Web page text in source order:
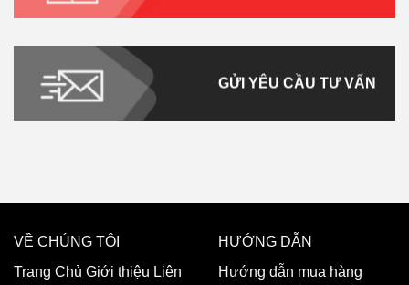
GỬI YÊU CẦU TƯ VẤN
VỀ CHÚNG TÔI
Trang Chủ Giới thiệu Liên
HƯỚNG DẪN
Hướng dẫn mua hàng